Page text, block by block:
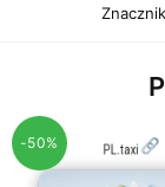
-50%